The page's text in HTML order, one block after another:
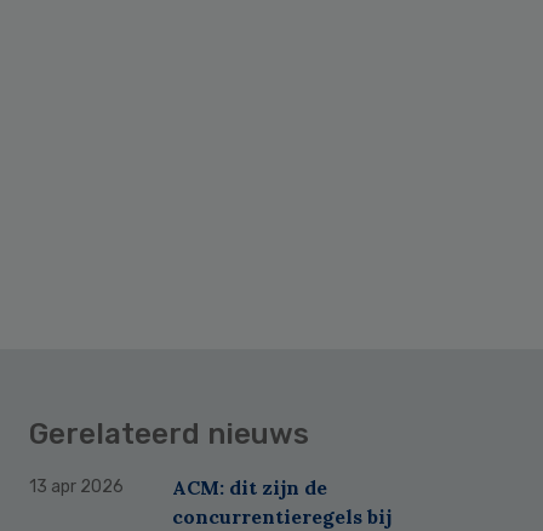
Gerelateerd nieuws
13 apr 2026
ACM: dit zijn de
concurrentieregels bij